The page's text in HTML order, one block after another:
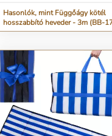
Hasonlók, mint Függőágy kötél
hosszabbító heveder - 3m (BB-